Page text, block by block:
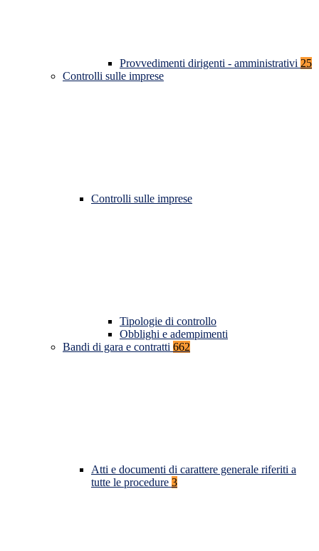
Provvedimenti dirigenti - amministrativi 25
Controlli sulle imprese
Controlli sulle imprese
Tipologie di controllo
Obblighi e adempimenti
Bandi di gara e contratti 662
Atti e documenti di carattere generale riferiti a
tutte le procedure 3